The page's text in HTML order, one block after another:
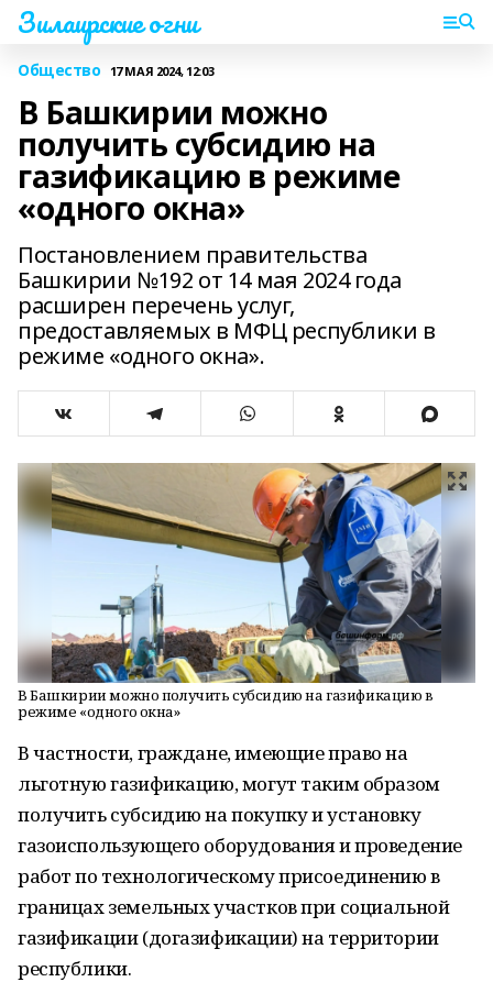
Зилаирские огни
Общество 17 МАЯ 2024, 12:03
В Башкирии можно
получить субсидию на
газификацию в режиме
«одного окна»
Постановлением правительства
Башкирии №192 от 14 мая 2024 года
расширен перечень услуг,
предоставляемых в МФЦ республики в
режиме «одного окна».
В Башкирии можно получить субсидию на газификацию в
режиме «одного окна»
В частности, граждане, имеющие право на
льготную газификацию, могут таким образом
получить субсидию на покупку и установку
газоиспользующего оборудования и проведение
работ по технологическому присоединению в
границах земельных участков при социальной
газификации (догазификации) на территории
республики.